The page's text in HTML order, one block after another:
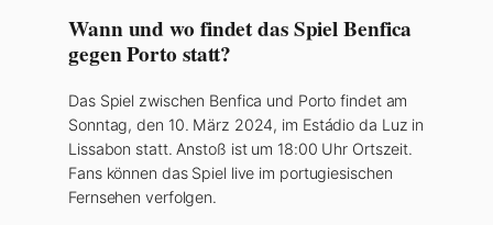
Wann und wo findet das Spiel Benfica
gegen Porto statt?
Das Spiel zwischen Benfica und Porto findet am
Sonntag, den 10. März 2024, im Estádio da Luz in
Lissabon statt. Anstoß ist um 18:00 Uhr Ortszeit.
Fans können das Spiel live im portugiesischen
Fernsehen verfolgen.